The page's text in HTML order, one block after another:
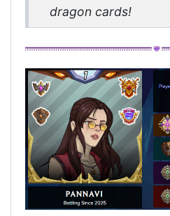
dragon cards!